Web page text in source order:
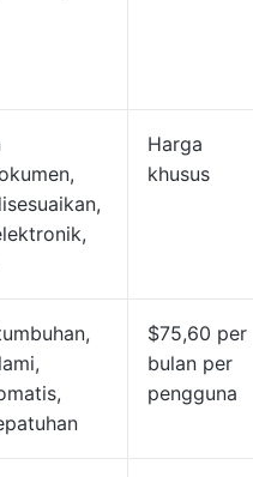
Harga
khusus
$75,60 per
bulan per
pengguna